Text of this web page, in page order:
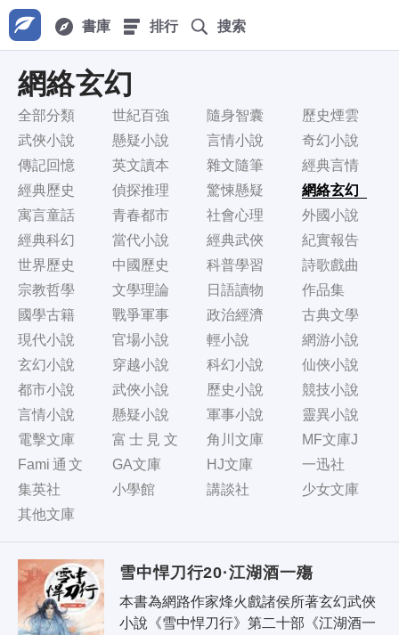
書庫 排行 搜索
網絡玄幻
全部分類 世紀百強 隨身智囊
歷史煙雲
武俠小說
懸疑小說 言情小說
奇幻小說
傳記回憶
英文讀本 雜文隨筆
經典言情
經典歷史
偵探推理 驚悚懸疑
網絡玄幻
寓言童話
青春都市 社會心理
外國小說
經典科幻
當代小說 經典武俠
紀實報告
世界歷史
中國歷史 科普學習
詩歌戲曲
宗教哲學
文學理論 日語讀物
作品集
國學古籍
戰爭軍事 政治經濟
古典文學
現代小說
官場小說 輕小說
網游小說
玄幻小說
穿越小說 科幻小說
仙俠小說
都市小說
武俠小說 歷史小說
競技小說
言情小說
懸疑小說 軍事小說
靈異小說
電擊文庫
富士見文
庫
角川文庫
MF文庫J
Fami通文
庫
GA文庫 HJ文庫
一迅社
集英社
小學館 講談社
少女文庫
其他文庫
雪中悍刀行20·江湖酒一殤
本書為網路作家烽火戲諸侯所著玄幻武俠
小說《雪中悍刀行》第二十部《江湖酒一